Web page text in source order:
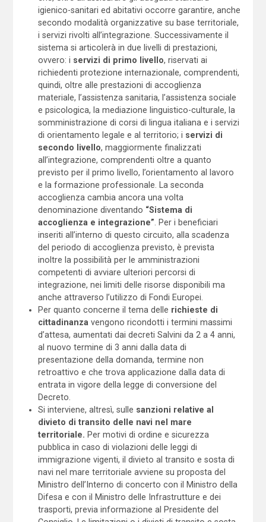
igienico-sanitari ed abitativi occorre garantire, anche
secondo modalità organizzative su base territoriale,
i servizi rivolti all’integrazione. Successivamente il
sistema si articolerà in due livelli di prestazioni,
ovvero: i servizi di primo livello, riservati ai
richiedenti protezione internazionale, comprendenti,
quindi, oltre alle prestazioni di accoglienza
materiale, l’assistenza sanitaria, l’assistenza sociale
e psicologica, la mediazione linguistico-culturale, la
somministrazione di corsi di lingua italiana e i servizi
di orientamento legale e al territorio; i servizi di
secondo livello, maggiormente finalizzati
all’integrazione, comprendenti oltre a quanto
previsto per il primo livello, l’orientamento al lavoro
e la formazione professionale. La seconda
accoglienza cambia ancora una volta
denominazione diventando “Sistema di
accoglienza e integrazione” . Per i beneficiari
inseriti all’interno di questo circuito, alla scadenza
del periodo di accoglienza previsto, è prevista
inoltre la possibilità per le amministrazioni
competenti di avviare ulteriori percorsi di
integrazione, nei limiti delle risorse disponibili ma
anche attraverso l’utilizzo di Fondi Europei.
Per quanto concerne il tema delle richieste di
cittadinanza vengono ricondotti i termini massimi
d’attesa, aumentati dai decreti Salvini da 2 a 4 anni,
al nuovo termine di 3 anni dalla data di
presentazione della domanda, termine non
retroattivo e che trova applicazione dalla data di
entrata in vigore della legge di conversione del
Decreto.
Si interviene, altresì, sulle sanzioni relative al
divieto di transito delle navi nel mare
territoriale. Per motivi di ordine e sicurezza
pubblica in caso di violazioni delle leggi di
immigrazione vigenti, il divieto al transito e sosta di
navi nel mare territoriale avviene su proposta del
Ministro dell’Interno di concerto con il Ministro della
Difesa e con il Ministro delle Infrastrutture e dei
trasporti, previa informazione al Presidente del